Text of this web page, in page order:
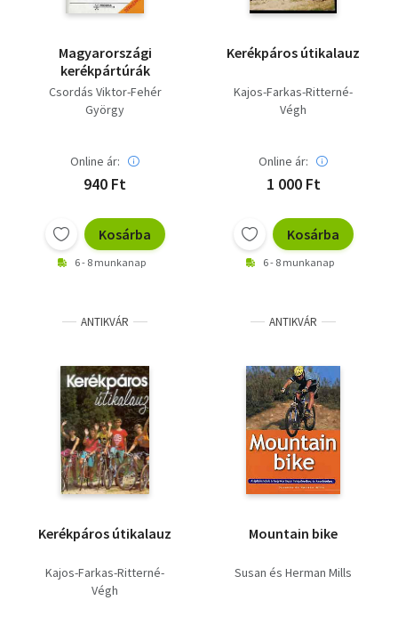
Magyarországi
kerékpártúrák
Csordás Viktor-Fehér
György
Online ár:
940 Ft
Kosárba
6 - 8 munkanap
Kerékpáros útikalauz
Kajos-Farkas-Ritterné-
Végh
Online ár:
1 000 Ft
Kosárba
6 - 8 munkanap
ANTIKVÁR
Kerékpáros útikalauz
Kajos-Farkas-Ritterné-
Végh
ANTIKVÁR
Mountain bike
Susan és Herman Mills